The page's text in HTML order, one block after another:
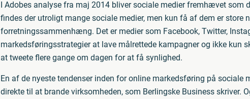
I Adobes analyse fra maj 2014 bliver sociale medier fremhævet
findes der utroligt mange sociale medier, men kun få af dem er store
forretningssammenhæng. Det er medier som Facebook, Twitter,
markedsføringsstrategier at lave målrettede kampagner og ikke kun
at tweete flere gange om dagen for at få synlighed.
En af de nyeste tendenser inden for online markedsføring på sociale
direkte til at brande virksomheden, som Berlingske Business skriver.